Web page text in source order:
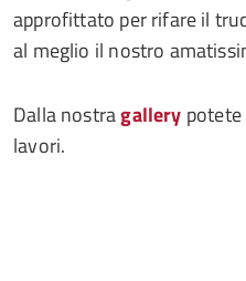
approfittato per rifare il
al meglio il nostro
Dalla nostragallery
lavori.